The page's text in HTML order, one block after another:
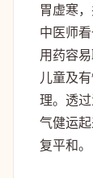
胃虚寒
中医师
用药容
儿童及
理。透
气健运
复平和。